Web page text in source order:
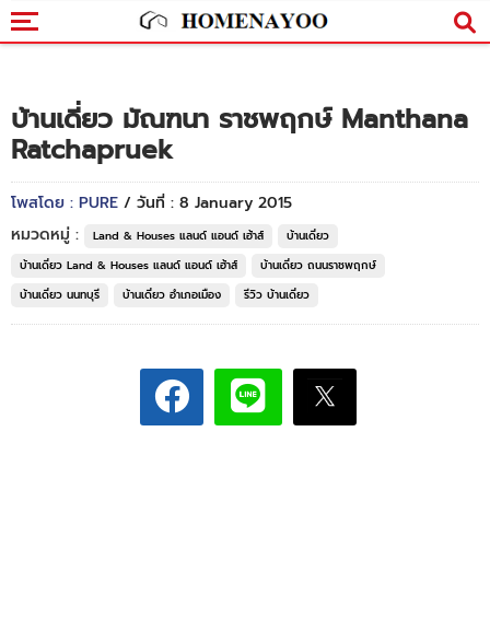
บ้านเดี่ยว มัณฑนา ราชพฤกษ์ Manthana
Ratchapruek
โพสโดย : PURE / วันที่ : 8 January 2015
หมวดหมู่ :
Land & Houses แลนด์ แอนด์ เฮ้าส์
บ้านเดี่ยว
บ้านเดี่ยว Land & Houses แลนด์ แอนด์ เฮ้าส์
บ้านเดี่ยว ถนนราชพฤกษ์
บ้านเดี่ยว นนทบุรี
บ้านเดี่ยว อำเภอเมือง รีวิว บ้านเดี่ยว